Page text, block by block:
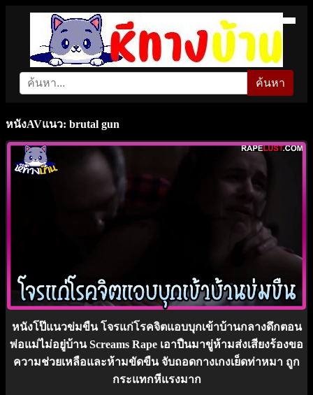
ค้นหา
หนังAVแนว: brutal gun
หนังโป๊แนวข่มขืน โจรแก่โรคจิตแอบบุกเข้าบ้านกลางดึกตอน
พ่อแม่ไม่อยู่บ้าน Screams Rape เอาปืนมาขู่ห้ามส่งเสียงร้องขอ
ความช่วยเหลือและห้ามขัดขืน จับถอดกางเกงเย็ดท่าหมา ถูก
กระแทกหีแรงมาก